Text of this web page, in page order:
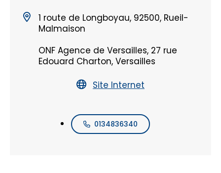
1 route de Longboyau, 92500, Rueil-
Malmaison
ONF Agence de Versailles, 27 rue
Edouard Charton, Versailles
Site Internet
0134836340